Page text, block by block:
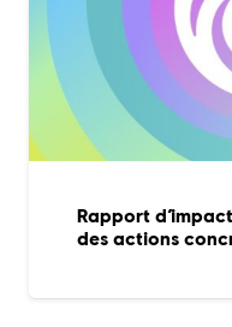
Rapport
des actions